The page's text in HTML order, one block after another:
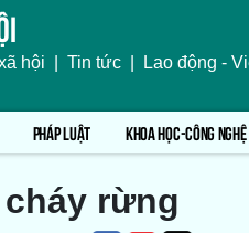
hội Tin tức Lao động -
PHÁP LUẬT KHOA HỌC-CÔNG NGHỆ
rừng